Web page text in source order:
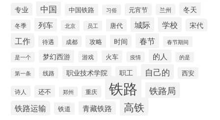
专业 中国 中国铁路 习俗 元宵节 兰州 冬天
冬季 列车 北京 员工 唐代 城际 学校 宋代
工作 待遇 成都 攻略 时间 春节 春节期间
是一个 梦幻西游 游戏 火车 疫情 的人 的是
第一条 线路 职业技术学院 职工 自己的 西安
诗人 还不 郑州 重庆 铁路 铁路局
铁路运输 铁道 青藏铁路 高铁